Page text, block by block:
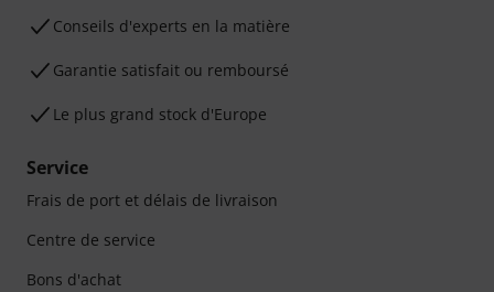
Conseils d'experts en la matière
Garantie satisfait ou remboursé
Le plus grand stock d'Europe
Service
Frais de port et délais de livraison
Centre de service
Bons d'achat